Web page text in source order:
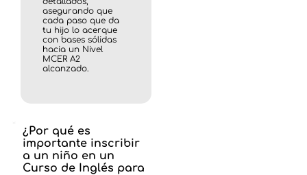
asegurando que
cada paso que da
tu hijo lo acerque
con bases sólidas
hacia un Nivel
MCER A2
alcanzado.
¿Por qué es
importante inscribir
a un niño en un
Curso de Inglés para